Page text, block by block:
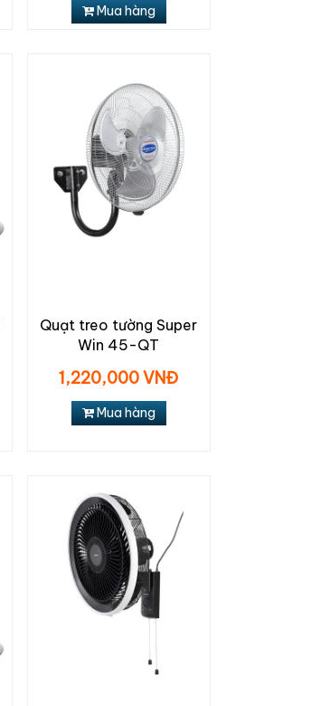
Mua hàng
Quạt treo tường Super
Win 45-QT
1,220,000 VNĐ
Mua hàng